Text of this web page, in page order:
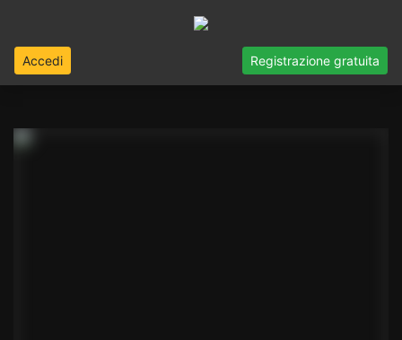
Accedi Registrazione gratuita